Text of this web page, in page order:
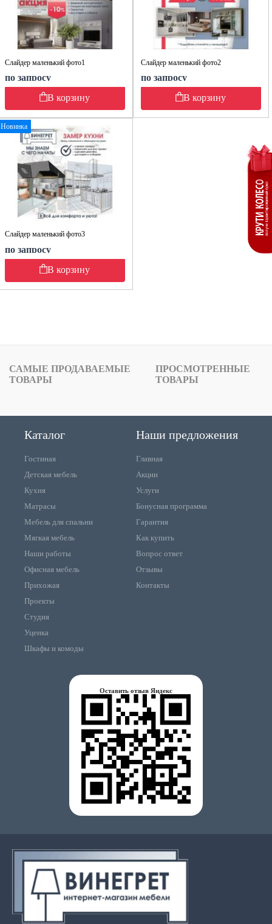
Слайдер маленький фото1
по запросу
В корзину
Слайдер маленький фото2
по запросу
В корзину
Новинка
Слайдер маленький фото3
по запросу
В корзину
САМЫЕ ПРОДАВАЕМЫЕ
ТОВАРЫ
ПРОСМОТРЕННЫЕ
ТОВАРЫ
Каталог
Гостиная
Детская мебель
Кухня
Матрасы
Мебель для спальни
Мягкая мебель
Наши работы
Офисная мебель
Прихожая
Проекты
Студия
Уценка
Шкафы и комоды
Наши предложения
Главная
Акции
Услуги
Бонусная программа
Гарантия
Как купить
Вопрос ответ
Отзывы
Контакты
Оставить отзыв Яндекс